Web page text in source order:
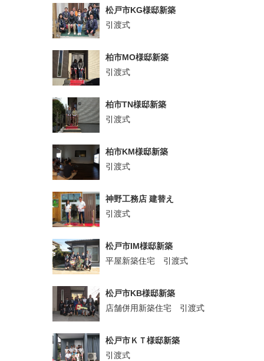
松戸市KG様邸新築
引渡式
柏市MO様邸新築
引渡式
柏市TN様邸新築
引渡式
柏市KM様邸新築
引渡式
神野工務店 建替え
引渡式
松戸市IM様邸新築
平屋新築住宅 引渡式
松戸市KB様邸新築
店舗併用新築住宅 引渡式
松戸市ＫＴ様邸新築
引渡式